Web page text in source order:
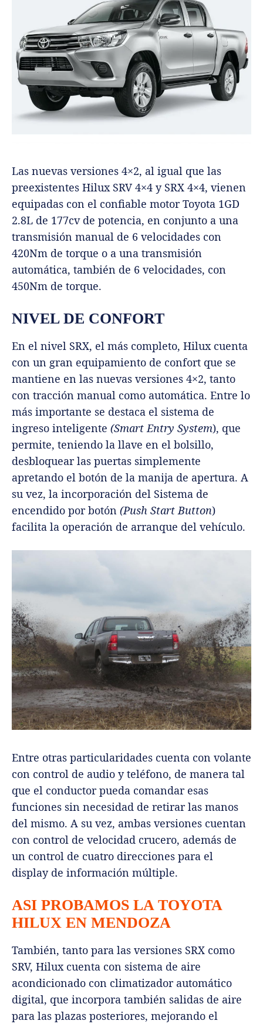
Las nuevas versiones 4×2, al igual que las
preexistentes Hilux SRV 4×4 y SRX 4×4, vienen
equipadas con el confiable motor Toyota 1GD
2.8L de 177cv de potencia, en conjunto a una
transmisión manual de 6 velocidades con
420Nm de torque o a una transmisión
automática, también de 6 velocidades, con
450Nm de torque.
NIVEL DE CONFORT
En el nivel SRX, el más completo, Hilux cuenta
con un gran equipamiento de confort que se
mantiene en las nuevas versiones 4×2, tanto
con tracción manual como automática. Entre lo
más importante se destaca el sistema de
ingreso inteligente (Smart Entry System), que
permite, teniendo la llave en el bolsillo,
desbloquear las puertas simplemente
apretando el botón de la manija de apertura. A
su vez, la incorporación del Sistema de
encendido por botón (Push Start Button)
facilita la operación de arranque del vehículo.
Entre otras particularidades cuenta con volante
con control de audio y teléfono, de manera tal
que el conductor pueda comandar esas
funciones sin necesidad de retirar las manos
del mismo. A su vez, ambas versiones cuentan
con control de velocidad crucero, además de
un control de cuatro direcciones para el
display de información múltiple.
ASI PROBAMOS LA TOYOTA
HILUX EN MENDOZA
También, tanto para las versiones SRX como
SRV, Hilux cuenta con sistema de aire
acondicionado con climatizador automático
digital, que incorpora también salidas de aire
para las plazas posteriores, mejorando el